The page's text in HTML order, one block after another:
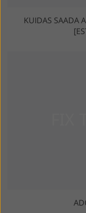
KUIDAS SAADA